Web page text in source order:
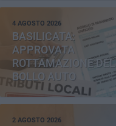
4 AGOSTO 2026
BASILICATA:
APPROVATA
ROTTAMAZIONE DEL
BOLLO AUTO
2 AGOSTO 2026